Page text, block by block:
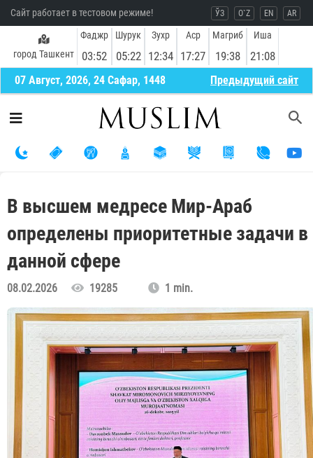
Сайт работает в тестовом режиме! ЎЗ O`Z EN AR
город Ташкент
Фаджр
03:52
Шурук
05:22
Зухр
12:34
Аср
17:27
Магриб
19:38
Иша
21:08
07 Август, 2026, 24 Сафар, 1448 Предыдущий сайт
В высшем медресе Мир-Араб
определены приоритетные задачи в
данной сфере
08.02.2026 19285 1 min.